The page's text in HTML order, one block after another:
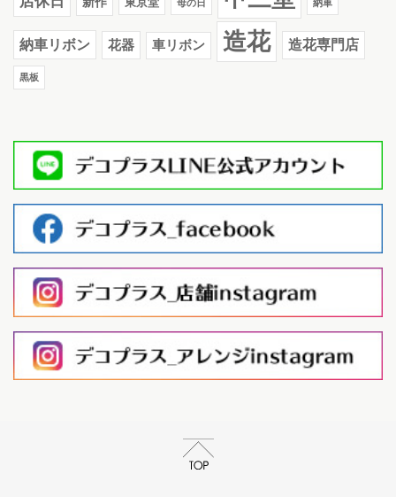
母の日 納車
納車リボン 花器 車リボン 造花 造花専門店
黒板